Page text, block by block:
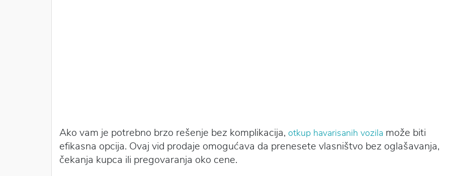
Ako vam je potrebno brzo rešenje bez komplikacija, otkup havarisanih vozila može biti
efikasna opcija. Ovaj vid prodaje omogućava da prenesete vlasništvo bez oglašavanja,
čekanja kupca ili pregovaranja oko cene.